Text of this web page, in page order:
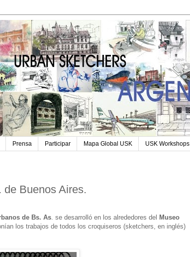
Prensa Participar Mapa Global USK USK Workshops
Buenos Aires.
de Bs. As. se desarrolló en los alrededores del Museo
los trabajos de todos los croquiseros (sketchers, en inglés)